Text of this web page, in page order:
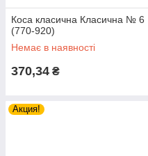
Коса класична Класична № 6
(770-920)
Немає в наявності
370,34 ₴
Акция!